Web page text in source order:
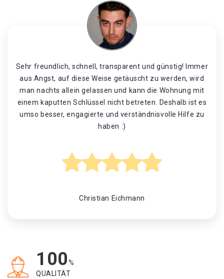
Sehr freundlich, schnell, transparent und günstig! Immer
aus Angst, auf diese Weise getäuscht zu werden, wird
man nachts allein gelassen und kann die Wohnung mit
einem kaputten Schlüssel nicht betreten. Deshalb ist es
umso besser, engagierte und verständnisvolle Hilfe zu
haben :)
Christian Eichmann
100%
QUALITÄT